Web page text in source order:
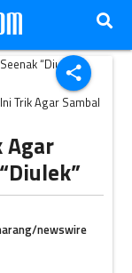
share
Trik Agar Sambal
Agar
newswire